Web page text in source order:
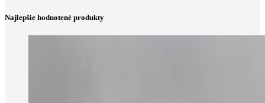
Najlepšie hodnotené produkty